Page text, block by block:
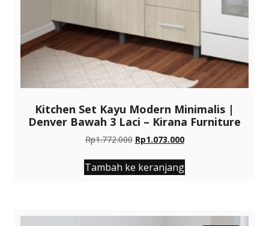
Kitchen Set Kayu Modern Minimalis |
Denver Bawah 3 Laci – Kirana Furniture
Rp1.772.000 Harga
adalah:
Rp1.772.000.
Rp1.073.000Harga
ini
adalah:
Tambah ke keranjang